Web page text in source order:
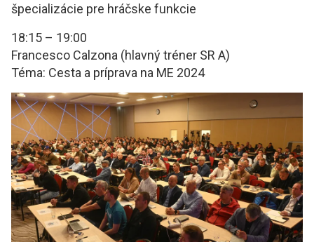
špecializácie pre hráčske funkcie
18:15 – 19:00
Francesco Calzona (hlavný tréner SR A)
Téma: Cesta a príprava na ME 2024